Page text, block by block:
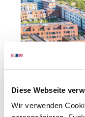
Diese Webseite
Wir verwenden